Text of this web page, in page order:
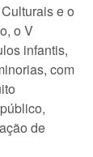
e o
o V
infantis,
com
de